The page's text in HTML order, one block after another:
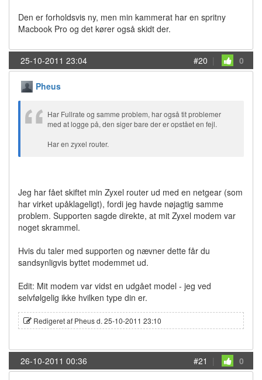
Den er forholdsvis ny, men min kammerat har en spritny
Macbook Pro og det kører også skidt der.
25-10-2011 23:04 #20 | 0
Pheus
Har Fullrate og samme problem, har også tit problemer
med at logge på, den siger bare der er opstået en fejl.
Har en zyxel router.
Jeg har fået skiftet min Zyxel router ud med en netgear (som
har virket upåklageligt), fordi jeg havde nøjagtig samme
problem. Supporten sagde direkte, at mit Zyxel modem var
noget skrammel.
Hvis du taler med supporten og nævner dette får du
sandsynligvis byttet modemmet ud.
Edit: Mit modem var vidst en udgået model - jeg ved
selvfølgelig ikke hvilken type din er.
Redigeret af Pheus d. 25-10-2011 23:10
26-10-2011 00:36 #21 | 0